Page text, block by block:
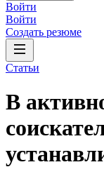
Войти
Войти
Создать резюме
Статьи
В